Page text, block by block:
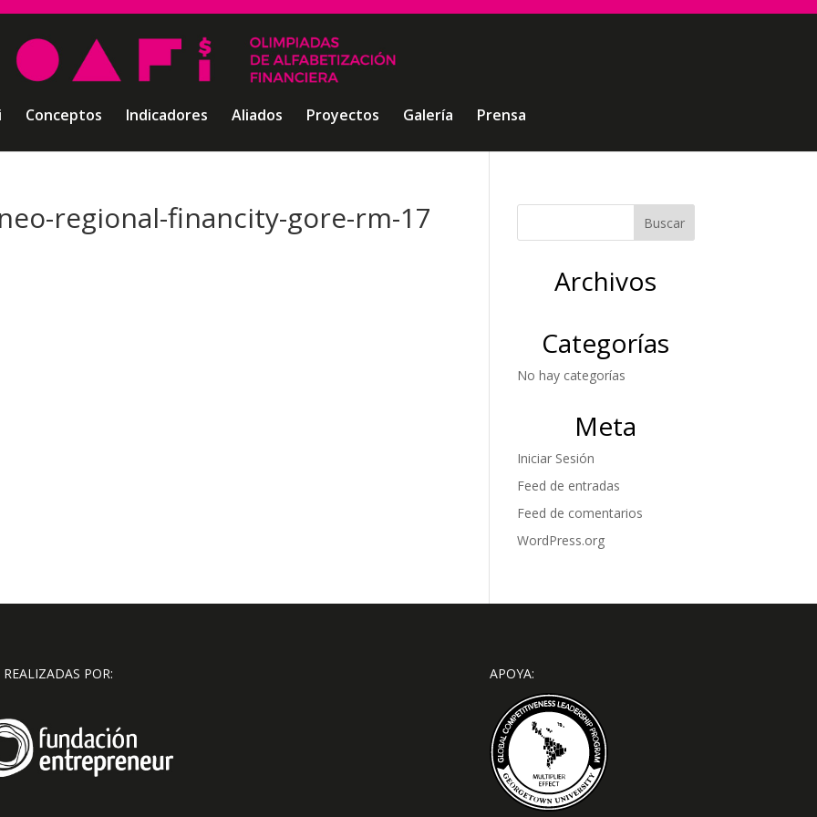
Conceptos Indicadores Aliados Proyectos Galería Prensa
regional-financity-gore-rm-17
Archivos
Categorías
No hay categorías
Meta
Iniciar Sesión
Feed de entradas
Feed de comentarios
WordPress.org
POR: APOYA: